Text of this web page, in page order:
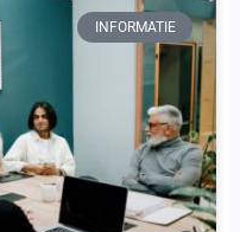
INFORMATIE